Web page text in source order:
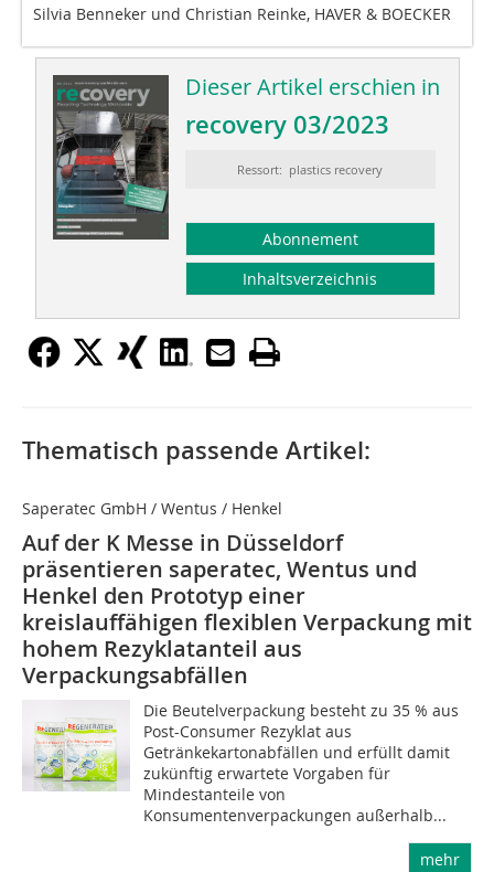
Silvia Benneker und Christian Reinke, HAVER & BOECKER
Dieser Artikel erschien in
recovery 03/2023
Ressort: plastics recovery
Abonnement
Inhaltsverzeichnis
Thematisch passende Artikel:
Saperatec GmbH / Wentus / Henkel
Auf der K Messe in Düsseldorf
präsentieren saperatec, Wentus und
Henkel den Prototyp einer
kreislauffähigen flexiblen Verpackung mit
hohem Rezyklatanteil aus
Verpackungsabfällen
Die Beutelverpackung besteht zu 35 % aus
Post-Consumer Rezyklat aus
Getränkekartonabfällen und erfüllt damit
zukünftig erwartete Vorgaben für
Mindestanteile von
Konsumentenverpackungen außerhalb...
mehr